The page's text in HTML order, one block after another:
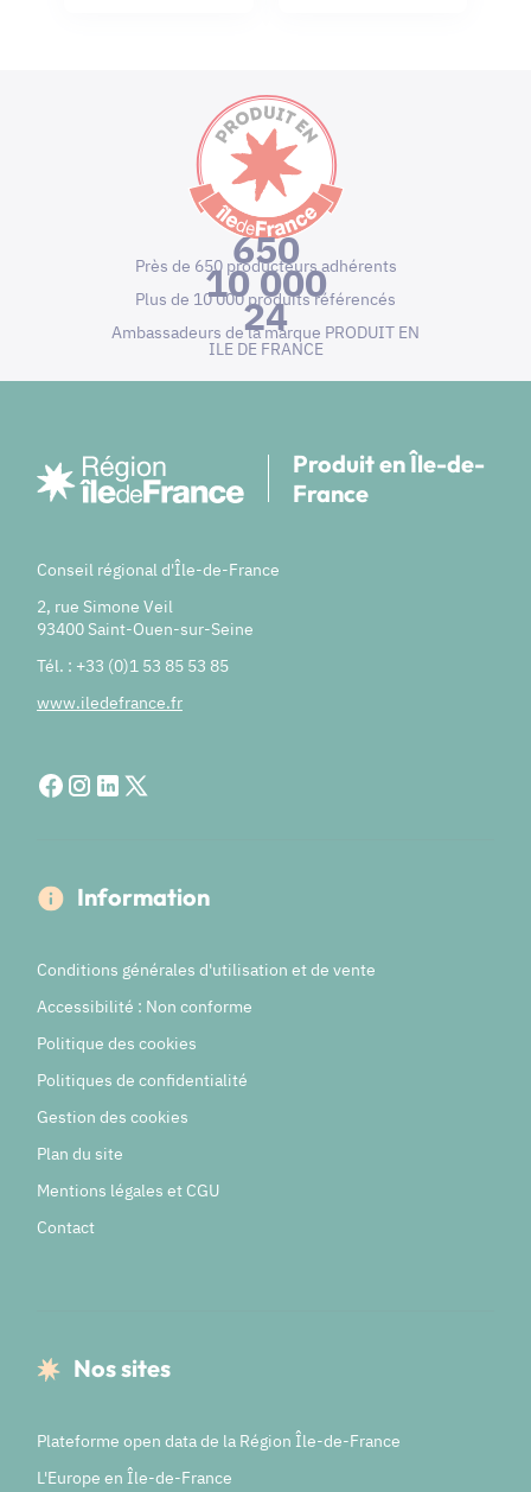
650
Près de 650 producteurs adhérents
10 000
Plus de 10 000 produits référencés
24
Ambassadeurs de la marque PRODUIT EN
ILE DE FRANCE
Produit en Île-de-
France
Conseil régional d'Île-de-France
2, rue Simone Veil
93400 Saint-Ouen-sur-Seine
Tél. : +33 (0)1 53 85 53 85
www.iledefrance.fr
Information
Conditions générales d'utilisation et de vente
Accessibilité : Non conforme
Politique des cookies
Politiques de confidentialité
Gestion des cookies
Plan du site
Mentions légales et CGU
Contact
Nos sites
Plateforme open data de la Région Île-de-France
L'Europe en Île-de-France